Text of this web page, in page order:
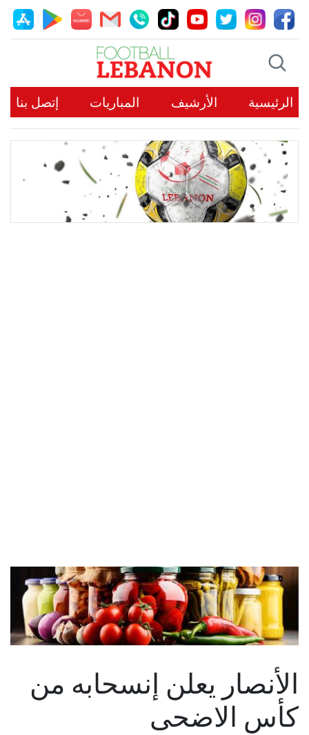
الرئيسية الأرشيف المباريات إتصل بنا
الأنصار يعلن إنسحابه من
كأس الاضحى